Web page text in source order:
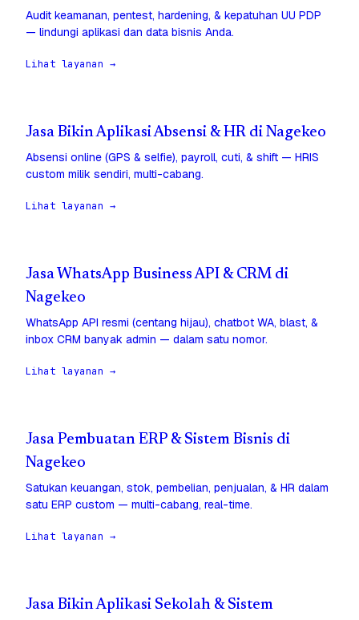
Audit keamanan, pentest, hardening, & kepatuhan UU PDP
— lindungi aplikasi dan data bisnis Anda.
Lihat layanan →
Jasa Bikin Aplikasi Absensi & HR di Nagekeo
Absensi online (GPS & selfie), payroll, cuti, & shift — HRIS
custom milik sendiri, multi-cabang.
Lihat layanan →
Jasa WhatsApp Business API & CRM di
Nagekeo
WhatsApp API resmi (centang hijau), chatbot WA, blast, &
inbox CRM banyak admin — dalam satu nomor.
Lihat layanan →
Jasa Pembuatan ERP & Sistem Bisnis di
Nagekeo
Satukan keuangan, stok, pembelian, penjualan, & HR dalam
satu ERP custom — multi-cabang, real-time.
Lihat layanan →
Jasa Bikin Aplikasi Sekolah & Sistem